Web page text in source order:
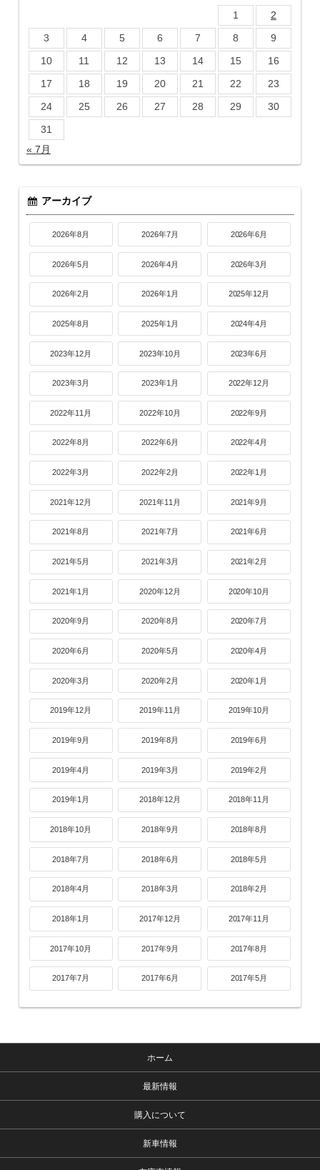
1
2
3
4 5 6 7 8
9
10
11 12 13 14 15
16
17
18 19 20 21 22
23
24
25 26 27 28 29
30
31
« 7月
アーカイブ
2026年8月 2026年7月 2026年6月
2026年5月 2026年4月 2026年3月
2026年2月 2026年1月 2025年12月
2025年8月 2025年1月 2024年4月
2023年12月 2023年10月 2023年6月
2023年3月 2023年1月 2022年12月
2022年11月 2022年10月 2022年9月
2022年8月 2022年6月 2022年4月
2022年3月 2022年2月 2022年1月
2021年12月 2021年11月 2021年9月
2021年8月 2021年7月 2021年6月
2021年5月 2021年3月 2021年2月
2021年1月 2020年12月 2020年10月
2020年9月 2020年8月 2020年7月
2020年6月 2020年5月 2020年4月
2020年3月 2020年2月 2020年1月
2019年12月 2019年11月 2019年10月
2019年9月 2019年8月 2019年6月
2019年4月 2019年3月 2019年2月
2019年1月 2018年12月 2018年11月
2018年10月 2018年9月 2018年8月
2018年7月 2018年6月 2018年5月
2018年4月 2018年3月 2018年2月
2018年1月 2017年12月 2017年11月
2017年10月 2017年9月 2017年8月
2017年7月 2017年6月 2017年5月
ホーム
最新情報
購入について
新車情報